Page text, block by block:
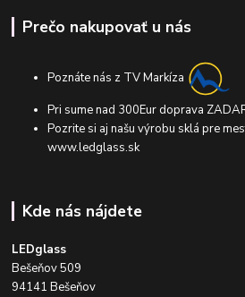
Prečo nakupovať u nás
Poznáte nás z TV Markíza
Pri sume nad 300Eur doprava
Pozrite si aj našu výrobu sklá pre
www.ledglass.sk
Kde nás nájdete
LEDglass
Bešeňov 509
94141 Bešeňov